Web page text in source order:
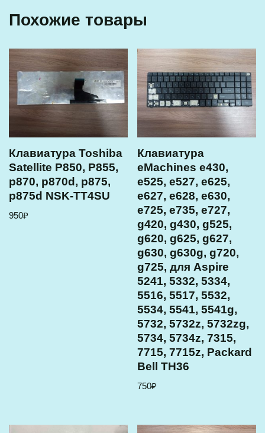
Похожие товары
Клавиатура Toshiba
Satellite P850, P855,
p870, p870d, p875,
p875d NSK-TT4SU
950₽
Клавиатура
eMachines e430,
e525, e527, e625,
e627, e628, e630,
e725, e735, e727,
g420, g430, g525,
g620, g625, g627,
g630, g630g, g720,
g725, для Aspire
5241, 5332, 5334,
5516, 5517, 5532,
5534, 5541, 5541g,
5732, 5732z, 5732zg,
5734, 5734z, 7315,
7715, 7715z, Packard
Bell TH36
750₽